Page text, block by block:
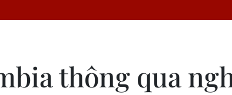
thông qua